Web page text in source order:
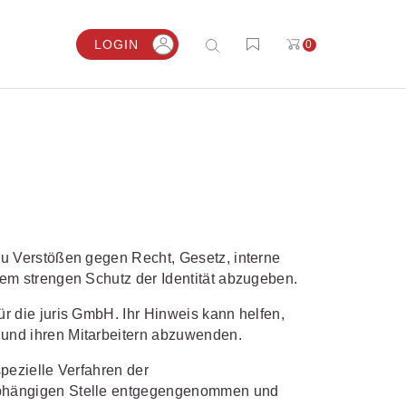
frei.
ergänzenden
für
muss ich täglich
recherchieren und prüfen. juris
mir das – einfach und
Rechtsanwalt und Partner,
und Gerichtskosten
berechnen.
LOGIN 0
Verstößen gegen Recht, Gesetz, interne
strengen Schutz der Identität abzugeben.
die juris GmbH. Ihr Hinweis kann helfen,
ihren Mitarbeitern abzuwenden.
Verfahren der
Stelle entgegengenommen und